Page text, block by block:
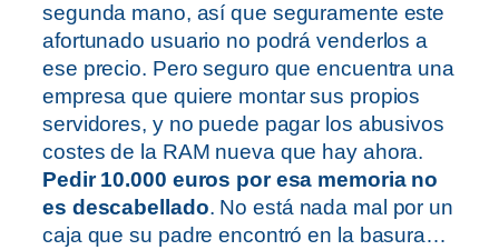
segunda mano, así que seguramente este
afortunado usuario no podrá venderlos a
ese precio. Pero seguro que encuentra una
empresa que quiere montar sus propios
servidores, y no puede pagar los abusivos
costes de la RAM nueva que hay ahora.
Pedir 10.000 euros por esa memoria no
es descabellado. No está nada mal por un
caja que su padre encontró en la basura…